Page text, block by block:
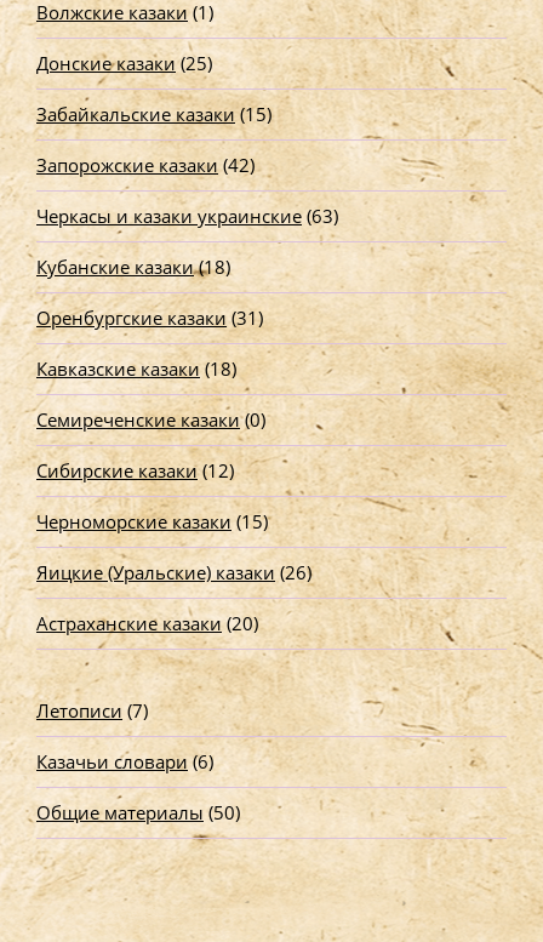
Волжские казаки(1)
Донские казаки(25)
Забайкальские казаки(15)
Запорожские казаки(42)
Черкасы и казаки украинские(63)
Кубанские казаки(18)
Оренбургские казаки(31)
Кавказские казаки(18)
Семиреченские казаки(0)
Сибирские казаки(12)
Черноморские казаки (15)
Яицкие (Уральские) казаки (26)
Астраханские казаки(20)
Летописи (7)
Казачьи словари(6)
Общие материалы (50)